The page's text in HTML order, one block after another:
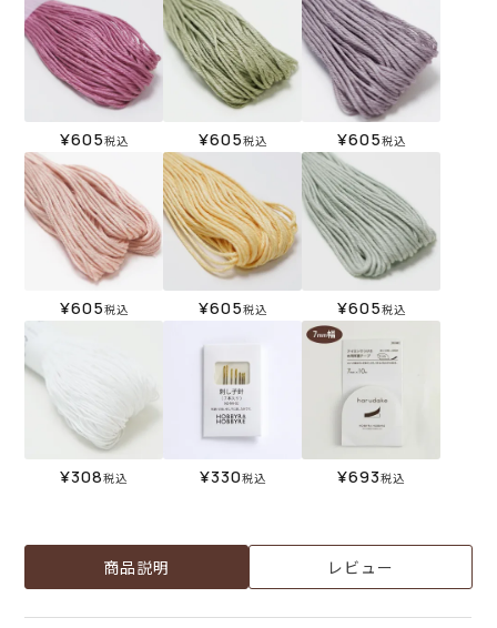
¥605税込 ¥605税込 ¥605税込
¥605税込 ¥605税込 ¥605税込
¥308税込 ¥330税込 ¥693税込
商品説明 レビュー